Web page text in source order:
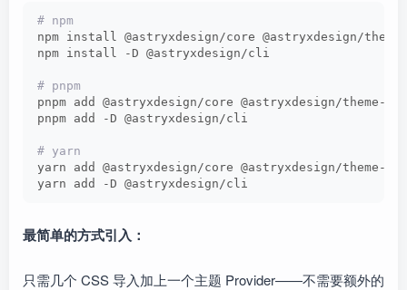
# npm
npm install @astryxdesign/core @astryxdesign/
npm install -D @astryxdesign/cli
# pnpm
pnpm add @astryxdesign/core @astryxdesign/theme-
pnpm add -D @astryxdesign/cli
# yarn
yarn add @astryxdesign/core @astryxdesign/theme-
yarn add -D @astryxdesign/cli
最简单的方式引入：
只需几个 CSS 导入加上一个主题 Provider——不需要额外的